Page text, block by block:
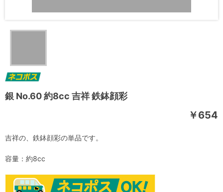
銀 No.60 約8cc 吉祥 鉄鉢顔彩
￥654
吉祥の、鉄鉢顔彩の単品です。
容量：約8cc